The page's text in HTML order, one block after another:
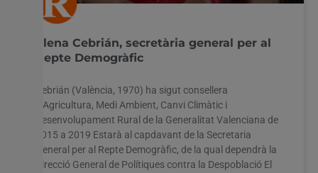
Elena Cebrián, secretària general per al
Repte Demogràfic
Cebrián (València, 1970) ha sigut consellera
d’Agricultura, Medi Ambient, Canvi Climàtic i
Desenvolupament Rural de la Generalitat Valenciana de
2015 a 2019 Estarà al capdavant de la Secretaria
General per al Repte Demogràfic, de la qual dependrà la
Direcció General de Polítiques contra la Despoblació El